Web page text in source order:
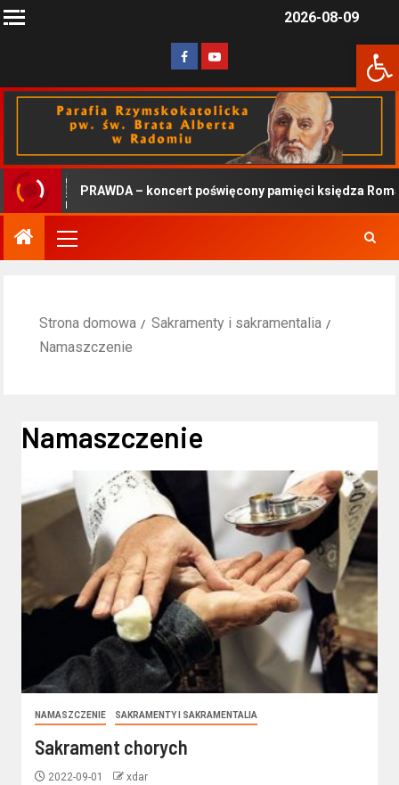
2026-08-09
PRAWDA – koncert poświęcony pamięci księdza
Strona domowa
Sakramenty i sakramentalia
Namaszczenie
Namaszczenie
NAMASZCZENIE SAKRAMENTY I SAKRAMENTALIA
Sakrament chorych
2022-09-01 xdar